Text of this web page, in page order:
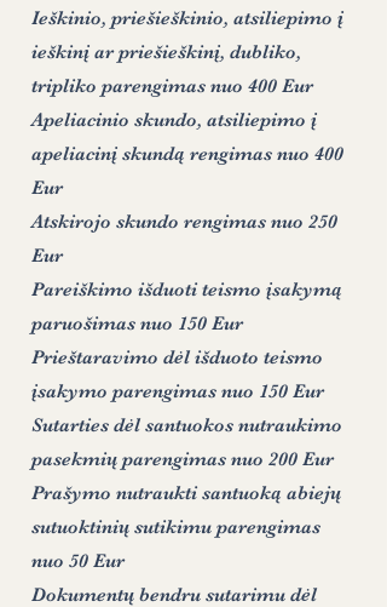
Ieškinio, priešieškinio, atsiliepimo į
ieškinį ar priešieškinį, dubliko,
tripliko parengimas nuo 400 Eur
Apeliacinio skundo, atsiliepimo į
apeliacinį skundą rengimas nuo 400
Eur
Atskirojo skundo rengimas nuo 250
Eur
Pareiškimo išduoti teismo įsakymą
paruošimas nuo 150 Eur
Prieštaravimo dėl išduoto teismo
įsakymo parengimas nuo 150 Eur
Sutarties dėl santuokos nutraukimo
pasekmių parengimas nuo 200 Eur
Prašymo nutraukti santuoką abiejų
sutuoktinių sutikimu parengimas
nuo 50 Eur
Dokumentų bendru sutarimu dėl